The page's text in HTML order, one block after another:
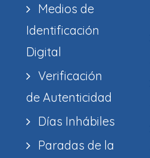
Medios de
Identificación
Digital
Verificación
de Autenticidad
Días Inhábiles
Paradas de la